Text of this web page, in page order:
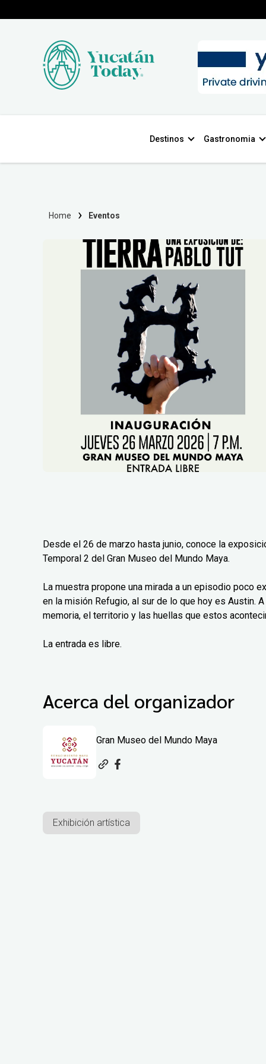
Destinos Gastronomia
Home Eventos
Desde el 26 de marzo hasta junio, conoce la
Temporal 2 del Gran Museo del Mundo Maya.
La muestra propone una mirada a un episodio poco
en la misión Refugio, al sur de lo que hoy es Austin.
memoria, el territorio y las huellas que estos
La entrada es libre.
Acerca del organizador
Gran Museo del Mundo Maya
Exhibición artística